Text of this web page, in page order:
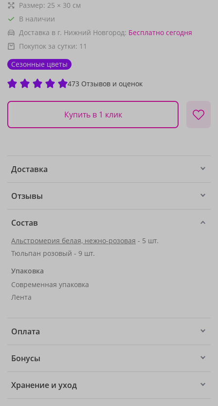
Размер: 25 × 30 см
В наличии
Доставка в г. Нижний Новгород: Бесплатно сегодня
Покупок за сутки: 11
Сезонные цветы
473 Отзывов и оценок
Купить в 1 клик
Доставка
Отзывы
Состав
Альстромерия белая, нежно-розовая - 5 шт.
Тюльпан розовый - 9 шт.
Упаковка
Современная упаковка
Лента
Оплата
Бонусы
Хранение и уход